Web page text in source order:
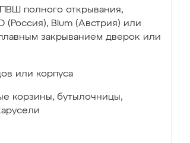
ПВШ полного открывания,
(Россия), Blum (Австрия) или
закрыванием дверок или
или корпуса
корзины, бутылочницы,